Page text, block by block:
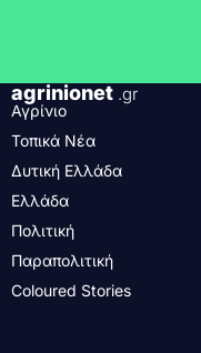
agrinionet .gr
Αγρίνιο
Τοπικά Νέα
Δυτική Ελλάδα
Ελλάδα
Πολιτική
Παραπολιτική
Coloured Stories